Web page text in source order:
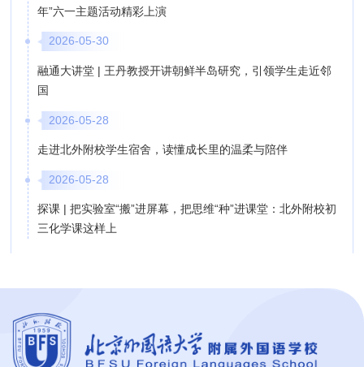
年”六一主题活动精彩上演
2026-05-30
融通大讲堂 | 王丹教授开讲朝鲜半岛研究，引领学生走近邻
国
2026-05-28
走进北外附校学生宿舍，读懂成长里的温柔与陪伴
2026-05-28
探课 | 把实验室“搬”进屏幕，把思维“种”进课堂：北外附校初
三化学课这样上